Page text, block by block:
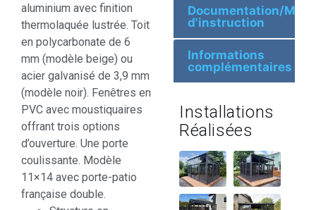
aluminium avec finition
thermolaquée lustrée. Toit
en polycarbonate de 6
mm (modèle beige) ou
acier galvanisé de 3,9 mm
(modèle noir). Fenêtres en
PVC avec moustiquaires
offrant trois options
d’ouverture. Une porte
coulissante. Modèle
11×14 avec porte-patio
française double.
Documentation/
d'instruction
Informations
complémentaires
Installations
Réalisées